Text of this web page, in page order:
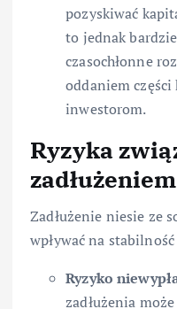
pozyskiwać
to jednak
czasochłonne
oddaniem
inwestorom.
Ryzyka
zadłużeniem
Zadłużenie niesie ze
wpływać na
Ryzyko
zadłużenia